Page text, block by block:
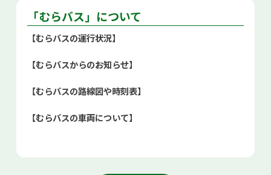
ふるさと納税
「むらバス」について
【むらバスの運行状況】
【むらバスからのお知らせ】
【むらバスの路線図や時刻表】
【むらバスの車両について】